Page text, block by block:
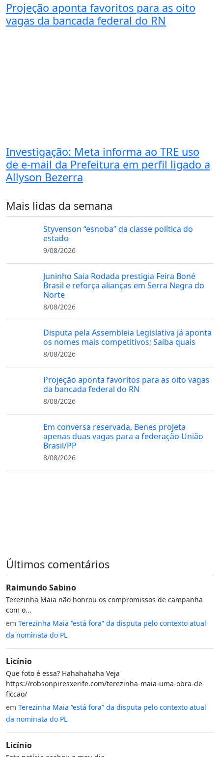
Projeção aponta favoritos para as oito
vagas da bancada federal do RN
Investigação: Meta informa ao TRE uso
de e-mail da Prefeitura em perfil ligado a
Allyson Bezerra
Mais lidas da semana
Styvenson “esnoba” da classe política do
estado
9/08/2026
Juninho Saia Rodada prestigia Feira Boné
Brasil e reforça alianças em Serra Negra do
Norte
8/08/2026
Disputa pela Assembleia Legislativa já aponta
os nomes mais competitivos; Saiba quais
8/08/2026
Projeção aponta favoritos para as oito vagas
da bancada federal do RN
8/08/2026
Em conversa reservada, Benes projeta
apenas duas vagas para a federação União
Brasil/PP
8/08/2026
Últimos comentários
Raimundo Sabino
Terezinha Maia não honrou os compromissos de campanha
com o...
em Terezinha Maia “está fora” da disputa pelo contexto atual
da nominata do PL
Licínio
Que foto é essa? Hahahahaha Veja
https://robsonpiresxerife.com/terezinha-maia-uma-obra-de-
ficcao/
em Terezinha Maia “está fora” da disputa pelo contexto atual
da nominata do PL
Licínio